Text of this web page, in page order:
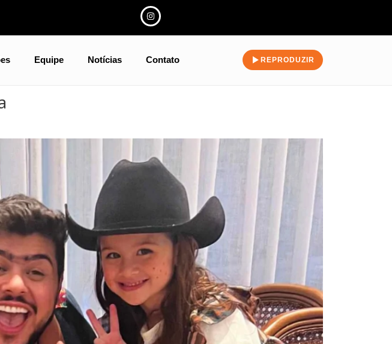
Equipe Notícias Contato REPRODUZIR